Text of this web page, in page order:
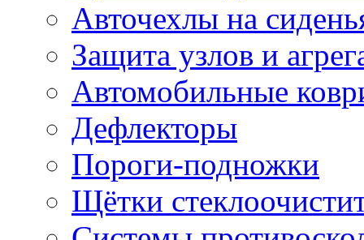
Авточехлы на
Защита узлов и
Автомобильные
Дефлекторы
Пороги-подножки
Щётки